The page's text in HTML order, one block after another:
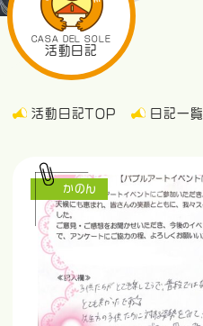
CASA DEL SOLE
活動日記
活動日記TOP 日記一覧
かのん